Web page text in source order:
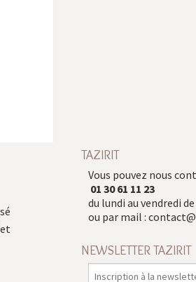
TAZIRIT
Vous pouvez nous
01 30 61 11 23
du lundi au vendredi
ou par mail :
NEWSLETTER TAZIRIT